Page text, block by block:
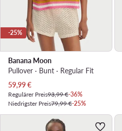
-25%
Banana Moon
Pullover · Bunt · Regular Fit
Aktueller Preis
59,99€
Regulärer Preis93,99 €-36%
Niedrigster Preis79,99 €-25%